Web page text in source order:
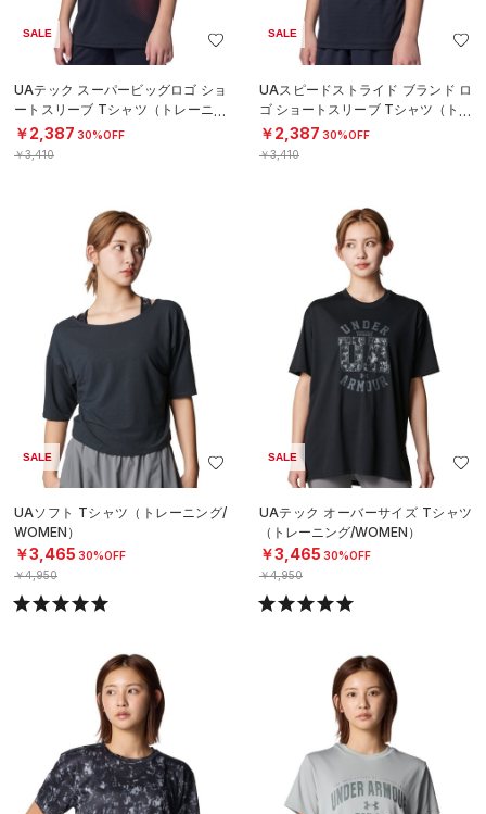
SALE
UAテック スーパービッグロゴ ショ
ートスリーブ Tシャツ（トレーニン
グ/BOYS）
￥2,387 30%OFF
￥3,410
SALE
UAスピードストライド ブランド ロ
ゴ ショートスリーブ Tシャツ（トレ
ーニング/BOYS）
￥2,387 30%OFF
￥3,410
SALE
UAソフト Tシャツ（トレーニング/
WOMEN）
￥3,465 30%OFF
￥4,950
SALE
UAテック オーバーサイズ Tシャツ
（トレーニング/WOMEN）
￥3,465 30%OFF
￥4,950